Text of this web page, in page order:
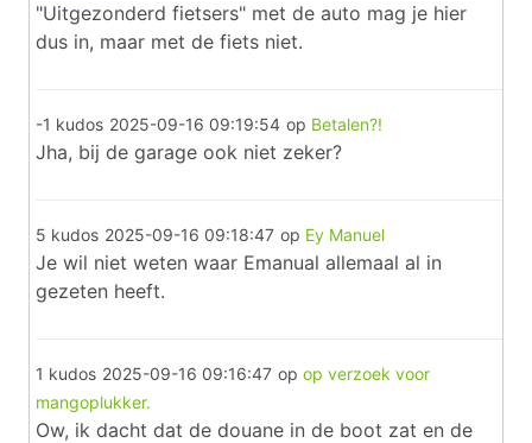
"Uitgezonderd fietsers" met de auto mag je hier
dus in, maar met de fiets niet.
-1 kudos 2025-09-16 09:19:54 op Betalen?!
Jha, bij de garage ook niet zeker?
5 kudos 2025-09-16 09:18:47 op Ey Manuel
Je wil niet weten waar Emanual allemaal al in
gezeten heeft.
1 kudos 2025-09-16 09:16:47 op op verzoek voor
mangoplukker.
Ow, ik dacht dat de douane in de boot zat en de